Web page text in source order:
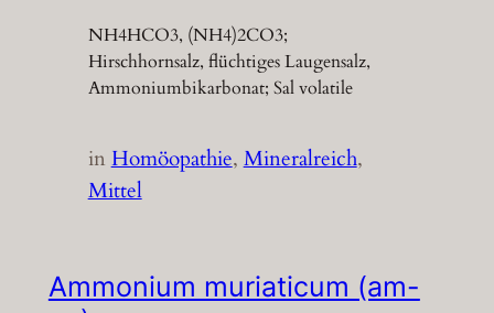
NH4HCO3, (NH4)2CO3;
Hirschhornsalz, flüchtiges Laugensalz,
Ammoniumbikarbonat; Sal volatile
inHomöopathie, Mineralreich
Mittel
Ammonium muriaticum (am-